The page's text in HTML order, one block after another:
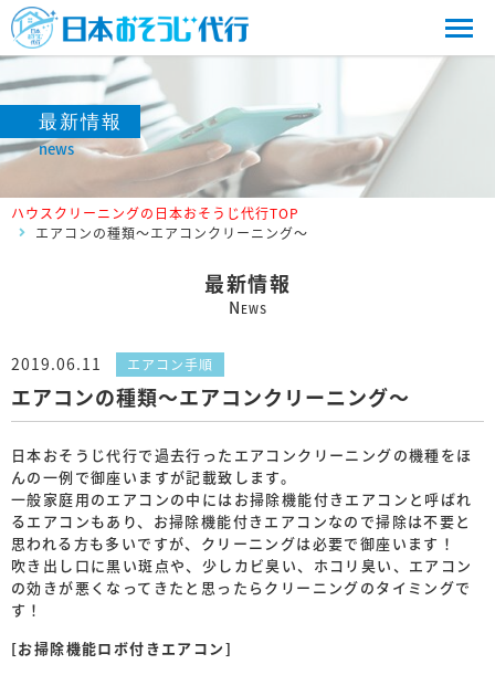
最新情報
news
ハウスクリーニングの日本おそうじ代行TOP
エアコンの種類～エアコンクリーニング～
最新情報
N EWS
2019.06.11 エアコン手順
エアコンの種類～エアコンクリーニング～
日本おそうじ代行で過去行ったエアコンクリーニングの機種をほ
んの一例で御座いますが記載致します。
一般家庭用のエアコンの中にはお掃除機能付きエアコンと呼ばれ
るエアコンもあり、お掃除機能付きエアコンなので掃除は不要と
思われる方も多いですが、クリーニングは必要で御座います！
吹き出し口に黒い斑点や、少しカビ臭い、ホコリ臭い、エアコン
の効きが悪くなってきたと思ったらクリーニングのタイミングで
す！
[お掃除機能ロボ付きエアコン]